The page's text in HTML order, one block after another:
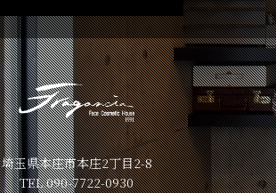
埼玉県本庄市本庄2丁目2-8
TEL.090-7722-0930